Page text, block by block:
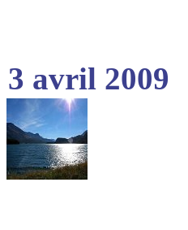
3 avril 2009